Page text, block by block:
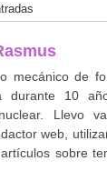
mecánico de
durante 10
Llevo
web,
sobre